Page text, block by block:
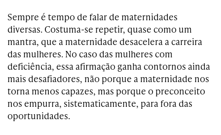
Sempre é tempo de falar de maternidades
diversas. Costuma-se repetir, quase como um
mantra, que a maternidade desacelera a carreira
das mulheres. No caso das mulheres com
deficiência, essa afirmação ganha contornos ainda
mais desafiadores, não porque a maternidade nos
torna menos capazes, mas porque o preconceito
nos empurra, sistematicamente, para fora das
oportunidades.